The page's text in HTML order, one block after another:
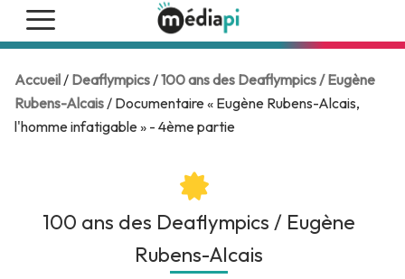
Accueil/ Deaflympics/100 ans des Deaflympics / Eugène
Rubens-Alcais/ Documentaire « Eugène Rubens-Alcais,
l'homme infatigable » - 4ème partie
100 ans des Deaflympics / Eugène
Rubens-Alcais